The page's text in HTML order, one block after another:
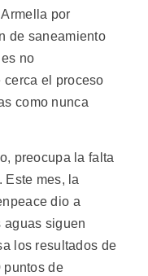
por
de saneamiento
no
el proceso
como nunca
preocupa la falta
Este mes, la
dio a
aguas siguen
los resultados de
puntos de